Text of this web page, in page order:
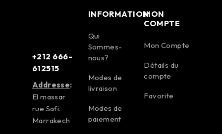
+212 666-
612515
Addresse:
El massar
rue Safi.
Marrakech
INFORMATION
Qui
Sommes-
nous?
Modes de
livraison
Modes de
paiement
MON
COMPTE
Mon Compte
Détails du
compte
Favorite